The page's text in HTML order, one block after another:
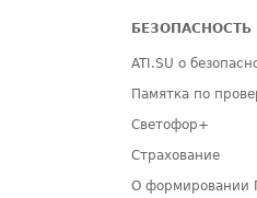
БЕЗОПАСНОСТЬ
ATI.SU о
Памятка по
Светофор+
Страхование
О формировании